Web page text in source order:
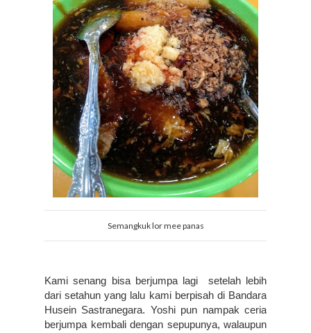
Semangkuk lor mee panas
Kami senang bisa berjumpa lagi  setelah lebih
dari setahun yang lalu kami berpisah di Bandara
Husein Sastranegara. Yoshi pun nampak ceria
berjumpa kembali dengan sepupunya, walaupun